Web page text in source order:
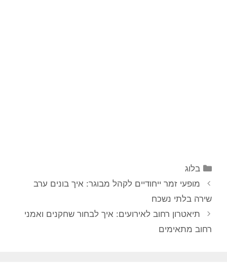
קטגוריות
בלוג
מופעי זמר ייחודיים לקהל מבוגר: איך בונים ערב
שירה בלתי נשכח
תיאטרון רחוב לאירועים: איך לבחור שחקנים ואמני
רחוב מתאימים